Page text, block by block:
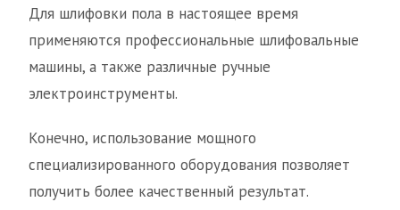
Для шлифовки пола в настоящее время
применяются профессиональные шлифовальные
машины, а также различные ручные
электроинструменты.
Конечно, использование мощного
специализированного оборудования позволяет
получить более качественный результат.